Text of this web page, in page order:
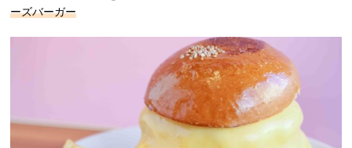
ーズバーガー